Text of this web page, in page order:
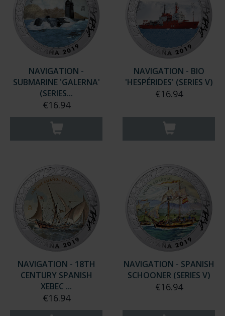
NAVIGATION -
SUBMARINE 'GALERNA'
(SERIES...
€16.94
NAVIGATION - BIO
'HESPÉRIDES' (SERIES V)
€16.94
NAVIGATION - 18TH
CENTURY SPANISH
XEBEC ...
€16.94
NAVIGATION - SPANISH
SCHOONER (SERIES V)
€16.94